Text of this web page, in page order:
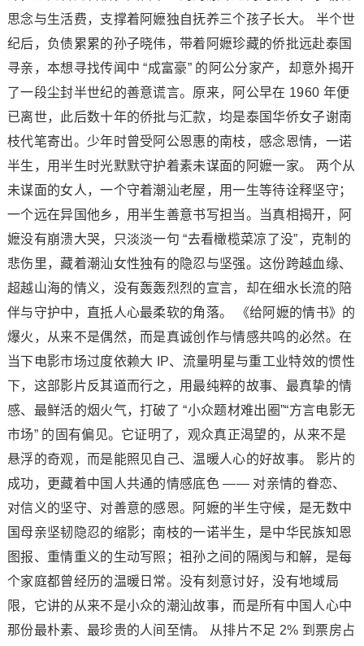
思念与生活费，支撑着阿嬷独自抚养三个孩子长大。 半个世
纪后，负债累累的孙子晓伟，带着阿嬷珍藏的侨批远赴泰国
寻亲，本想寻找传闻中 “成富豪” 的阿公分家产，却意外揭开
了一段尘封半世纪的善意谎言。原来，阿公早在 1960 年便
已离世，此后数十年的侨批与汇款，均是泰国华侨女子谢南
枝代笔寄出。少年时曾受阿公恩惠的南枝，感念恩情，一诺
半生，用半生时光默默守护着素未谋面的阿嬷一家。 两个从
未谋面的女人，一个守着潮汕老屋，用一生等待诠释坚守；
一个远在异国他乡，用半生善意书写担当。当真相揭开，阿
嬷没有崩溃大哭，只淡淡一句 “去看橄榄菜凉了没”，克制的
悲伤里，藏着潮汕女性独有的隐忍与坚强。这份跨越血缘、
超越山海的情义，没有轰轰烈烈的宣言，却在细水长流的陪
伴与守护中，直抵人心最柔软的角落。 《给阿嬷的情书》的
爆火，从来不是偶然，而是真诚创作与情感共鸣的必然。在
当下电影市场过度依赖大 IP、流量明星与重工业特效的惯性
下，这部影片反其道而行之，用最纯粹的故事、最真挚的情
感、最鲜活的烟火气，打破了 “小众题材难出圈”“方言电影无
市场” 的固有偏见。它证明了，观众真正渴望的，从来不是
悬浮的奇观，而是能照见自己、温暖人心的好故事。 影片的
成功，更藏着中国人共通的情感底色 —— 对亲情的眷恋、
对信义的坚守、对善意的感恩。阿嬷的半生守候，是无数中
国母亲坚韧隐忍的缩影；南枝的一诺半生，是中华民族知恩
图报、重情重义的生动写照；祖孙之间的隔阂与和解，是每
个家庭都曾经历的温暖日常。没有刻意讨好，没有地域局
限，它讲的从来不是小众的潮汕故事，而是所有中国人心中
那份最朴素、最珍贵的人间至情。 从排片不足 2% 到票房占